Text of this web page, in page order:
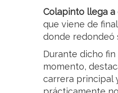
Colapinto llega
que viene de
donde redondeó
Durante dicho
momento,
carrera principal